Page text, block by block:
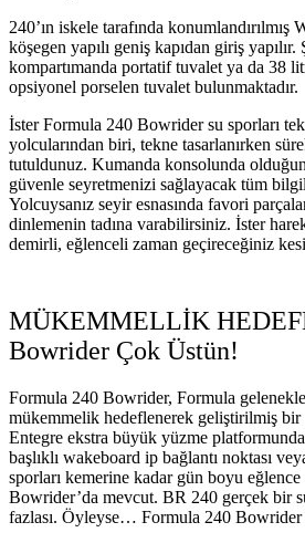
240’ın iskele tarafında konumlandırılmış
köşegen yapılı geniş kapıdan giriş yapılır.
kompartımanda portatif tuvalet ya da 38
opsiyonel porselen tuvalet bulunmaktadır.
İster Formula 240 Bowrider su sporları
yolcularından biri, tekne tasarlanırken
tutuldunuz. Kumanda konsolunda
güvenle seyretmenizi sağlayacak tüm
Yolcuysanız seyir esnasında favori
dinlemenin tadına varabilirsiniz. İster
demirli, eğlenceli zaman geçireceğiniz
MÜKEMMELLİK
Bowrider Çok Üstün!
Formula 240 Bowrider, Formula
mükemmelik hedeflenerek geliştirilmiş
Entegre ekstra büyük yüzme
başlıklı wakeboard ip bağlantı noktası
sporları kemerine kadar gün boyu
Bowrider’da mevcut. BR 240 gerçek bir
fazlası. Öyleyse… Formula 240 Bowrider